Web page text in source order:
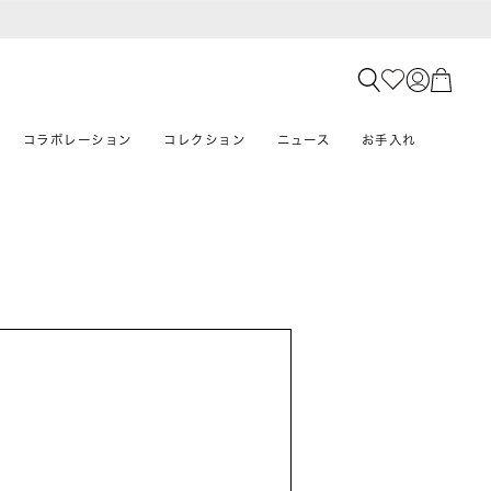
コラボレーション コレクション ニュース お手入れ